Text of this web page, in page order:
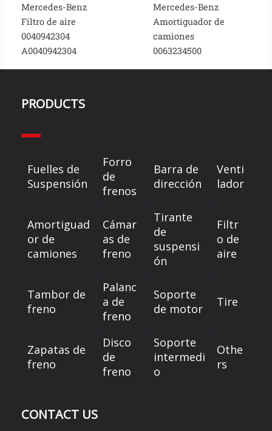
Mercedes-Benz
Filtro de aire
0040942304
A0040942304
Mercedes-Benz
Amortiguador de
camiones
0063234500
PRODUCTS
Fuelles de
Suspensión
Forro
de
frenos
Barra de
dirección
Venti
lador
Amortiguad
or de
camiones
Cámar
as de
freno
Tirante
de
suspensi
ón
Filtr
o de
aire
Tambor de
freno
Palanc
a de
freno
Soporte
de motor
Tire
Zapatas de
freno
Disco
de
freno
Soporte
intermedi
o
Othe
rs
CONTACT US